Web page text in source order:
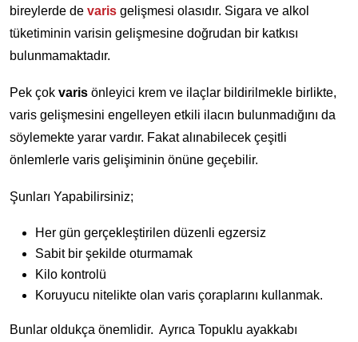
bireylerde de varis gelişmesi olasıdır. Sigara ve alkol
tüketiminin varisin gelişmesine doğrudan bir katkısı
bulunmamaktadır.
Pek çok varis önleyici krem ve ilaçlar bildirilmekle birlikte,
varis gelişmesini engelleyen etkili ilacın bulunmadığını da
söylemekte yarar vardır. Fakat alınabilecek çeşitli
önlemlerle varis gelişiminin önüne geçebilir.
Şunları Yapabilirsiniz;
Her gün gerçekleştirilen düzenli egzersiz
Sabit bir şekilde oturmamak
Kilo kontrolü
Koruyucu nitelikte olan varis çoraplarını kullanmak.
Bunlar oldukça önemlidir. Ayrıca Topuklu ayakkabı